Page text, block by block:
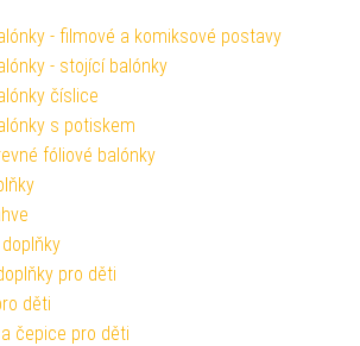
- filmové a komiksové postavy
- stojící balónky
číslice
s potiskem
fóliové balónky
pro děti
děti
čepice pro děti